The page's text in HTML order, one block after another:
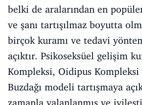
belki de aralarından en
ve şanı tartışılmaz boyutta
birçok kuramı ve tedavi
açıktır. Psikoseksüel gelişim
Kompleksi, Oidipus Kompleksi
Buzdağı modeli tartışmaya
zamanla yalanlanmış ve